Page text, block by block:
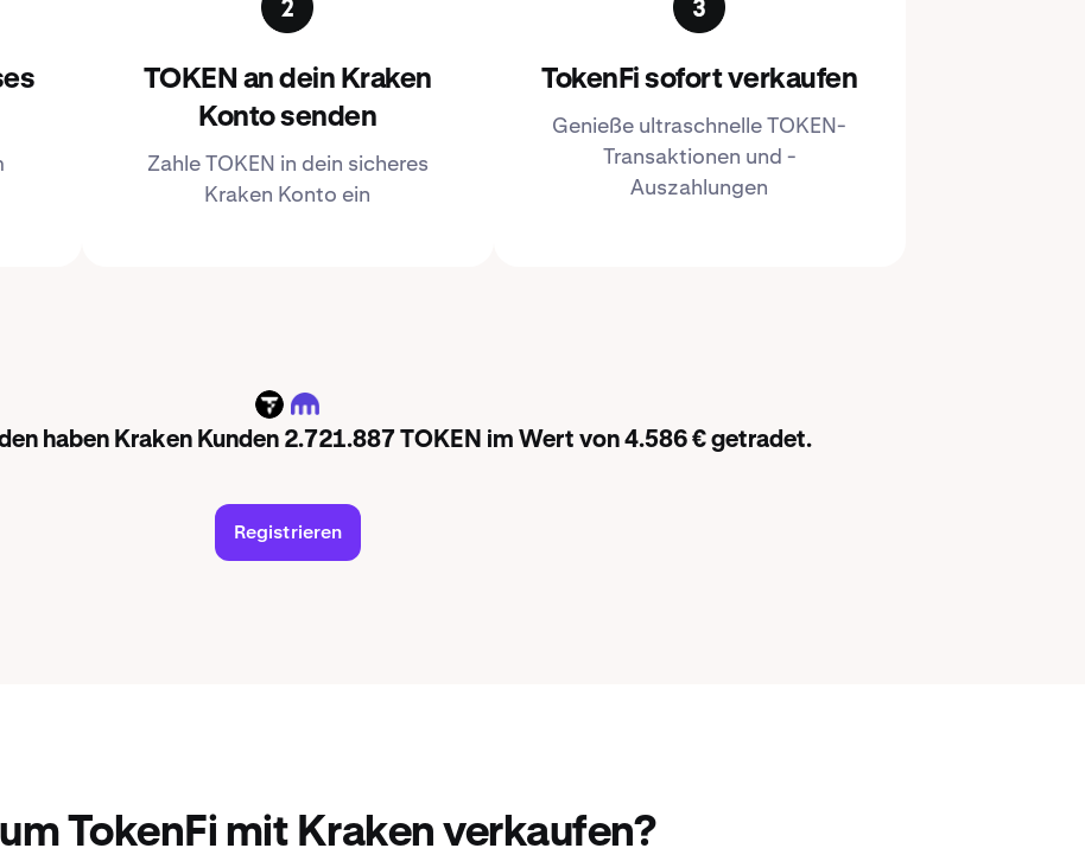
TOKEN an dein Kraken
Konto senden
Zahle TOKEN in dein sicheres
Kraken Konto ein
TokenFi sofort verkaufen
Genieße ultraschnelle TOKEN-
Transaktionen und -
Auszahlungen
TOKEN
haben Kraken Kunden 2.721.887 TOKEN im Wert von 4.586 € getradet.
Registrieren
TokenFi mit Kraken verkaufen?